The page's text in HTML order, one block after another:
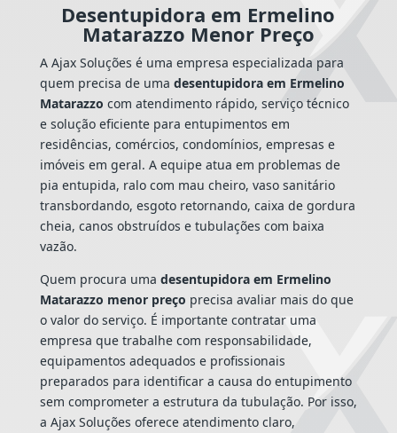
Desentupidora em Ermelino
Matarazzo Menor Preço
A Ajax Soluções é uma empresa especializada para
quem precisa de uma desentupidora em Ermelino
Matarazzo com atendimento rápido, serviço técnico
e solução eficiente para entupimentos em
residências, comércios, condomínios, empresas e
imóveis em geral. A equipe atua em problemas de
pia entupida, ralo com mau cheiro, vaso sanitário
transbordando, esgoto retornando, caixa de gordura
cheia, canos obstruídos e tubulações com baixa
vazão.
Quem procura uma desentupidora em Ermelino
Matarazzo menor preço precisa avaliar mais do que
o valor do serviço. É importante contratar uma
empresa que trabalhe com responsabilidade,
equipamentos adequados e profissionais
preparados para identificar a causa do entupimento
sem comprometer a estrutura da tubulação. Por isso,
a Ajax Soluções oferece atendimento claro,